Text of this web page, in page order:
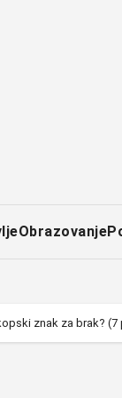
Obrazovanje
znak za brak? (7